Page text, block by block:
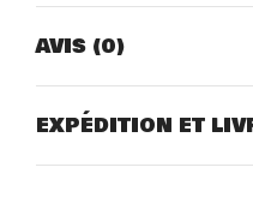
AVIS (0)
EXPÉDITION ET